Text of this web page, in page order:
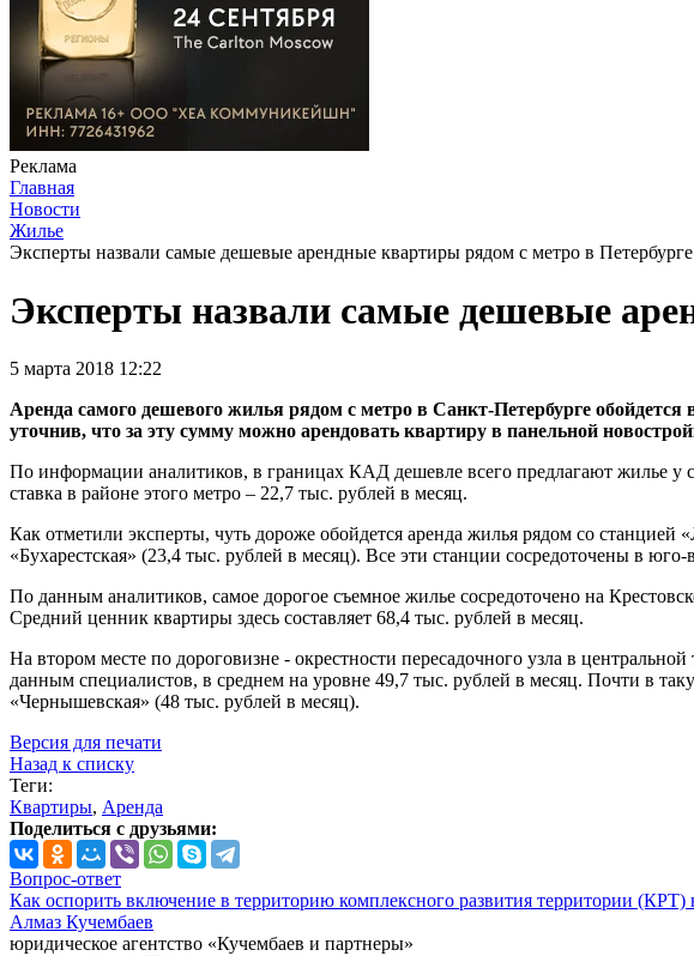
Реклама
Главная
Новости
Жилье
Эксперты назвали самые дешевые арендные квартиры рядом с метро в Петербурге
Эксперты назвали самые дешевые
5 марта 2018 12:22
Аренда самого дешевого жилья рядом с метро в Санкт-Петербурге
уточнив, что за эту сумму можно арендовать квартиру в панельной
По информации аналитиков, в границах КАД дешевле всего предлагают жилье
ставка в районе этого метро – 22,7 тыс. рублей в месяц.
Как отметили эксперты, чуть дороже обойдется аренда жилья рядом со
«Бухарестская» (23,4 тыс. рублей в месяц). Все эти станции сосредоточены в
По данным аналитиков, самое дорогое съемное жилье сосредоточено на
Средний ценник квартиры здесь составляет 68,4 тыс. рублей в месяц.
На втором месте по дороговизне - окрестности пересадочного узла в
данным специалистов, в среднем на уровне 49,7 тыс. рублей в месяц. Почти в
«Чернышевская» (48 тыс. рублей в месяц).
Версия для печати
Назад к списку
Теги:
Квартиры, Аренда
Поделиться с друзьями:
Вопрос-ответ
Как оспорить включение в территорию комплексного развития территории (КРТ)
Алмаз Кучембаев
юридическое агентство «Кучембаев и партнеры»